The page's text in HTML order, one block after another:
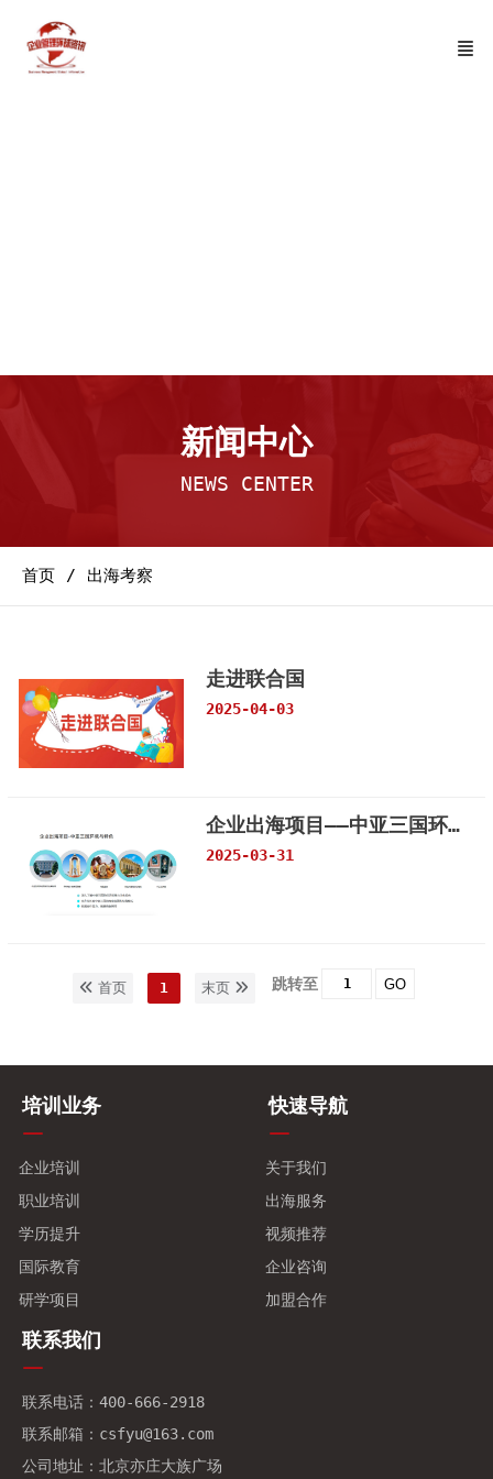
新闻中心
NEWS CENTER
首页 出海考察
走进联合国
2025-04-03
企业出海项目——中亚三国环境与特色
2025-03-31
首页 1 末页 跳转至 GO
培训业务
企业培训
职业培训
学历提升
国际教育
研学项目
快速导航
关于我们
出海服务
视频推荐
企业咨询
加盟合作
联系我们
联系电话：400-666-2918
联系邮箱：csfyu@163.com
公司地址：北京亦庄大族广场